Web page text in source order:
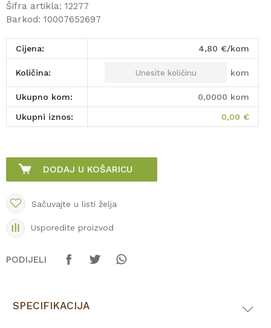
Šifra artikla: 12277
Barkod: 10007652697
Cijena: 4,80 €/kom
Količina: kom
Ukupno kom: 0,0000 kom
Ukupni iznos: 0,00 €
DODAJ U KOŠARICU
Sačuvajte u listi želja
Usporedite proizvod
PODIJELI
SPECIFIKACIJA